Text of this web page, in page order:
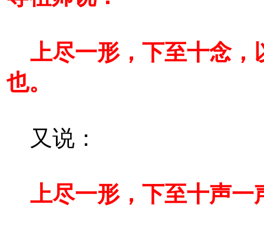
上尽一形，下至十念，
也。
又说：
上尽一形，下至十声一